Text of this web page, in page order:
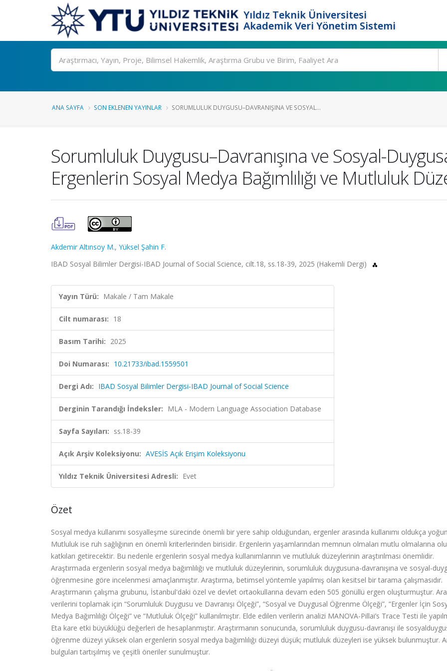
Yıldız Teknik Üniversitesi
Akademik Veri Yönetim Sistemi
Ara
ANA SAYFA SON EKLENEN YAYINLAR SORUMLULUK DUYGUSU–DAVRANIŞINA VE SOSYAL...
Sorumluluk Duygusu–Davranışına ve Sosyal-
Ergenlerin Sosyal Medya Bağımlılığı ve Mutluluk
Akdemir Altınsoy M., Yüksel Şahin F.
IBAD Sosyal Bilimler Dergisi-IBAD Journal of Social Science, cilt.18, ss.18-39, 2025 (Hakemli Dergi)
Yayın Türü: Makale / Tam Makale
Cilt numarası: 18
Basım Tarihi: 2025
Doi Numarası: 10.21733/ibad.1559501
Dergi Adı: IBAD Sosyal Bilimler Dergisi-IBAD Journal of Social Science
Derginin Tarandığı İndeksler: MLA - Modern Language Association Database
Sayfa Sayıları: ss.18-39
Açık Arşiv Koleksiyonu: AVESİS Açık Erişim Koleksiyonu
Yıldız Teknik Üniversitesi Adresli: Evet
Özet
Sosyal medya kullanımı sosyalleşme sürecinde önemli bir yere sahip olduğundan, ergenler arasında kullanımı oldukça
Mutluluk ise ruh sağlığının en önemli kriterlerinden birisidir. Ergenlerin yaşamlarından memnun olmaları mutlu olmalarına
katkıları getirecektir. Bu nedenle ergenlerin sosyal medya kullanımlarının ve mutluluk düzeylerinin araştırılması önemlidir.
Araştırmada ergenlerin sosyal medya bağımlılığı ve mutluluk düzeylerinin, sorumluluk duygusuna-davranışına ve sosyal-
öğrenmesine göre incelenmesi amaçlanmıştır. Araştırma, betimsel yöntemle yapılmış olan kesitsel bir tarama çalışmasıdır.
Araştırmanın çalışma grubunu, İstanbul'daki özel ve devlet ortaokullarına devam eden 505 gönüllü ergen oluşturmuştur.
verilerini toplamak için “Sorumluluk Duygusu ve Davranışı Ölçeği”, “Sosyal ve Duygusal Öğrenme Ölçeği”, “Ergenler İçin
Medya Bağımlılığı Ölçeği” ve “Mutluluk Ölçeği” kullanılmıştır. Elde edilen verilerin analizi MANOVA-Pillai’s Trace Testi ile
Eta kare etki büyüklüğü değerleri de hesaplanmıştır. Araştırmanın sonucunda, sorumluluk duygusu-davranışı ile
öğrenme düzeyi yüksek olan ergenlerin sosyal medya bağımlılığı düzeyi düşük; mutluluk düzeyleri ise yüksek bulunmuştur.
bulguları tartışılmış ve çeşitli öneriler sunulmuştur.